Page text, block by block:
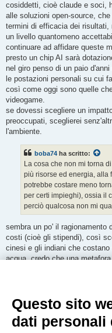
cosiddetti, cioè claude e soci,
alle soluzioni open-source,
termini di efficacia dei risultati,
un livello quantomeno
continuare ad affidare queste
presto un chip AI sarà
nel giro penso di un paio
le postazioni personali su cui
così come oggi sono quelle
videogame.
se dovessi scegliere un
preoccupati, sceglierei
l'ambiente.
boba74 ha scritto:
La cosa che non mi torna
più risorse ed energia, alla
potrebbe costare meno
per certi impieghi), ossia il
perciò qualcosa non mi
sembra un po' il ragionamento
costi (cioè gli stipendi), così
cinesi e gli indiani che
acqua, credo che una
"verticale" (cioè un altro
web, le applicazioni, e
specialisti IT sono abituati a
base, cioè le attività che la
Questo sito
dati personali